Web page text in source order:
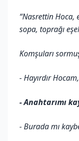
“Nasrettin
sopa, toprağı
Komşuları
- Hayırdır
- Anahtarımı
- Burada mı